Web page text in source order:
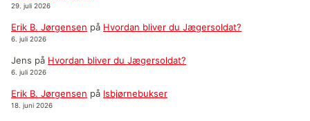
29. juli 2026
Erik B. Jørgensen på Hvordan bliver du Jægersoldat?
6. juli 2026
Jens på Hvordan bliver du Jægersoldat?
6. juli 2026
Erik B. Jørgensen på Isbjørnebukser
18. juni 2026